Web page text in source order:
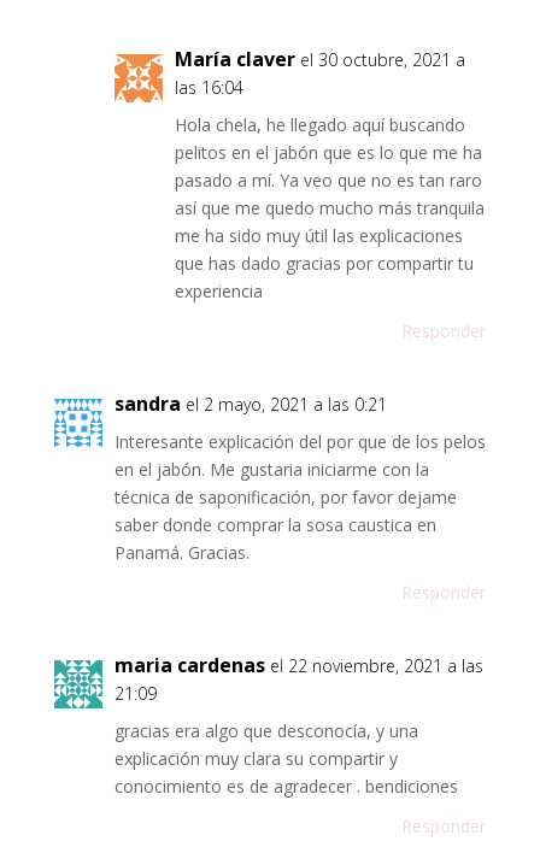
María claver el 30 octubre, 2021 a
las 16:04
Hola chela, he llegado aquí buscando
pelitos en el jabón que es lo que me ha
pasado a mí. Ya veo que no es tan raro
así que me quedo mucho más tranquila
me ha sido muy útil las explicaciones
que has dado gracias por compartir tu
experiencia
Responder
sandra el 2 mayo, 2021 a las 0:21
Interesante explicación del por que de los pelos
en el jabón. Me gustaria iniciarme con la
técnica de saponificación, por favor dejame
saber donde comprar la sosa caustica en
Panamá. Gracias.
Responder
maria cardenas el 22 noviembre, 2021 a las
21:09
gracias era algo que desconocía, y una
explicación muy clara su compartir y
conocimiento es de agradecer . bendiciones
Responder